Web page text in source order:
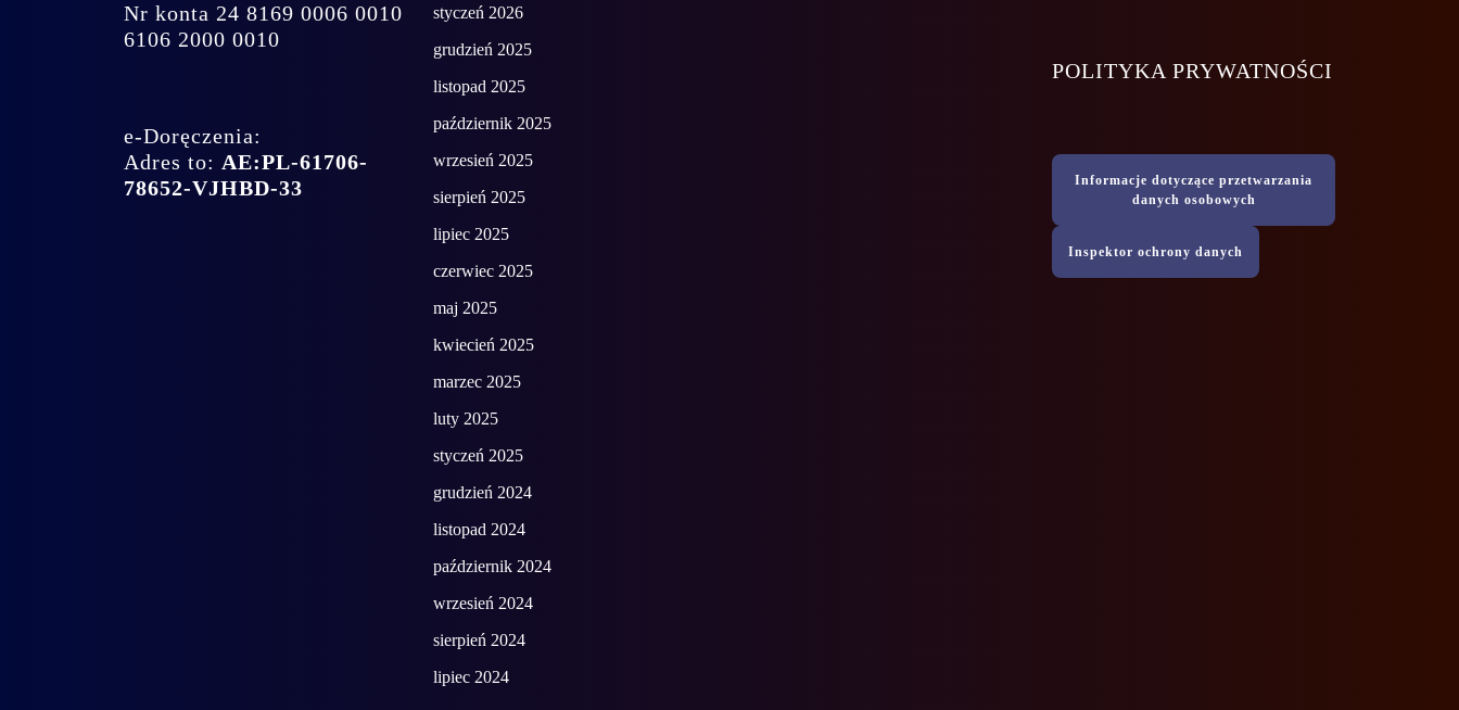
Nr konta 24 8169 0006 0010
6106 2000 0010
e-Doręczenia:
Adres to: AE:PL-61706-
78652-VJHBD-33
styczeń 2026
grudzień 2025
listopad 2025
październik 2025
wrzesień 2025
sierpień 2025
lipiec 2025
czerwiec 2025
maj 2025
kwiecień 2025
marzec 2025
luty 2025
styczeń 2025
grudzień 2024
listopad 2024
październik 2024
wrzesień 2024
sierpień 2024
lipiec 2024
POLITYKA PRYWATNOŚCI
Informacje dotyczące przetwarzania
danych osobowych
Inspektor ochrony danych